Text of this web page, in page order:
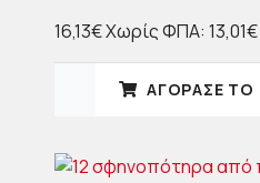
16,13€Χωρίς ΦΠΑ: 13,01€
ΑΓΟΡΑΣΈ ΤΟ